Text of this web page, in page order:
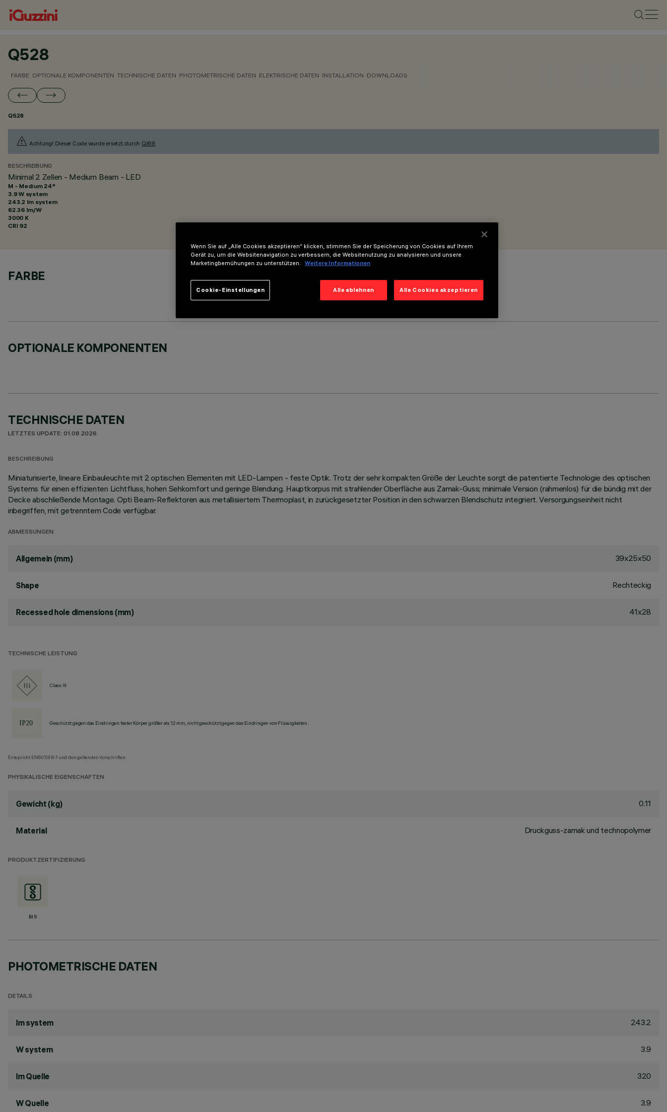
Q528
FARBE OPTIONALE KOMPONENTEN TECHNISCHE DATEN PHOTOMETRISCHE DATEN ELEKTRISCHE DATEN INSTALLATION DOWNLOADS
Q528
Achtung! Dieser Code wurde ersetzt durch QI88.
BESCHREIBUNG
Minimal 2 Zellen - Medium Beam - LED
M - Medium 24°
3.9 W system
243.2 lm system
62.36 lm/W
3000 K
CRI 92
FARBE
OPTIONALE KOMPONENTEN
TECHNISCHE DATEN
LETZTES UPDATE: 01.08.2026
BESCHREIBUNG
Miniaturisierte, lineare Einbauleuchte mit 2 optischen Elementen mit LED-Lampen - feste Optik. Trotz der sehr kompakten Größe der Leuchte sorgt die patentierte Technologie des optischen
Systems für einen effizienten Lichtfluss, hohen Sehkomfort und geringe Blendung. Hauptkorpus mit strahlender Oberfläche aus Zamak-Guss; minimale Version (rahmenlos) für die bündig mit der
Decke abschließende Montage. Opti Beam-Reflektoren aus metallisiertem Thermoplast, in zurückgesetzter Position in den schwarzen Blendschutz integriert. Versorgungseinheit nicht
inbegriffen, mit getrenntem Code verfügbar.
ABMESSUNGEN
Allgemein (mm) 39x25x50
Shape Rechteckig
Recessed hole dimensions (mm) 41x28
TECHNISCHE LEISTUNG
Class III
Geschützt gegen das Eindringen fester Körper größer als 12 mm, nicht geschützt gegen das Eindringen von Flüssigkeiten.
Entspricht EN60598-1 und den geltenden Vorschriften.
PHYSIKALISCHE EIGENSCHAFTEN
Gewicht (kg) 0.11
Material Druckguss-zamak und technopolymer
PRODUKTZERTIFIZIERUNG
BIS
PHOTOMETRISCHE DATEN
DETAILS
lm system 243.2
W system 3.9
lm Quelle 320
W Quelle 3.9
Wenn Sie auf „Alle Cookies akzeptieren“ klicken, stimmen Sie der Speicherung von Cookies auf Ihrem
Gerät zu, um die Websitenavigation zu verbessern, die Websitenutzung zu analysieren und unsere
Marketingbemühungen zu unterstützen.
Weitere Informationen
Alle ablehnen Alle Cookies akzeptieren
Cookie-Einstellungen